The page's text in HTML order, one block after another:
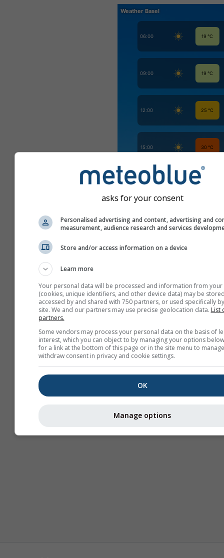
Crea una nueva
Más información
asks for your consent
Personalised advertising and content, advertising and
measurement, audience research and services
Store and/or access information on a device
Learn more
Your personal data will be processed and information from your
(cookies, unique identifiers, and other device data) may be
accessed by and shared with 750 partners, or used specifically
site. We and our partners may use precise geolocation data. List
partners.
Some vendors may process your personal data on the basis of
interest, which you can object to by managing your options
for a link at the bottom of this page or in the site menu to
withdraw consent in privacy and cookie settings.
OK
Manage options